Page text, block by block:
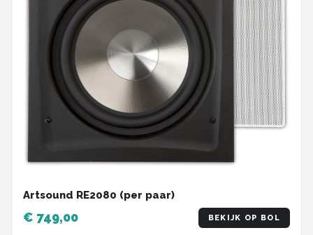
Artsound RE2080 (per paar)
€ 749,00 BEKIJK OP BOL